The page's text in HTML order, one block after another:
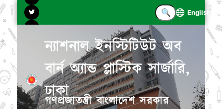
English
ন্যাশনাল ইনস্টিটিউট অব
বার্ন অ্যান্ড প্লাস্টিক সার্জারি,
ঢাকা
গণপ্রজাতন্ত্রী বাংলাদেশ সরকার